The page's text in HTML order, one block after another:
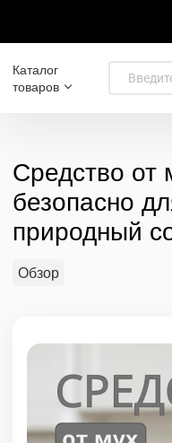
Каталог
товаров
Средство от
безопасно
природный
Обзор